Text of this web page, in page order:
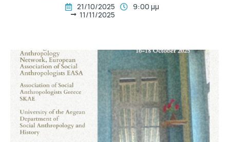
21/10/2025
11/11/2025
9:00 μμ